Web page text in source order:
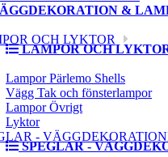
&
OCH LYKTOR
LAMPOR OCH
Lampor Pärlemo Shells
Vägg Tak och fönsterlampor
Lampor Övrigt
Lyktor
-
SPEGLAR -